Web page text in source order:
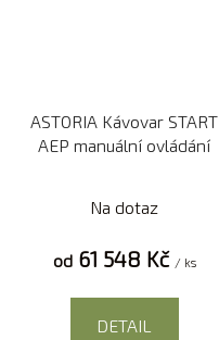
ASTORIA Kávovar START
AEP manuální ovládání
Na dotaz
od61 548 Kč / ks
DETAIL